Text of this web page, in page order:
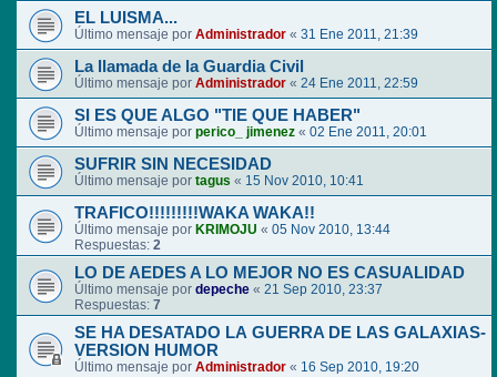
EL LUISMA...
Último mensaje por Administrador « 31 Ene 2011, 21:39
La llamada de la Guardia Civil
Último mensaje por Administrador « 24 Ene 2011, 22:59
SI ES QUE ALGO "TIE QUE HABER"
Último mensaje por perico_ jimenez « 02 Ene 2011, 20:01
SUFRIR SIN NECESIDAD
Último mensaje por tagus « 15 Nov 2010, 10:41
TRAFICO!!!!!!!!!WAKA WAKA!!
Último mensaje por KRIMOJU « 05 Nov 2010, 13:44
Respuestas: 2
LO DE AEDES A LO MEJOR NO ES CASUALIDAD
Último mensaje por depeche « 21 Sep 2010, 23:37
Respuestas: 7
SE HA DESATADO LA GUERRA DE LAS GALAXIAS-
VERSION HUMOR
Último mensaje por Administrador « 16 Sep 2010, 19:20